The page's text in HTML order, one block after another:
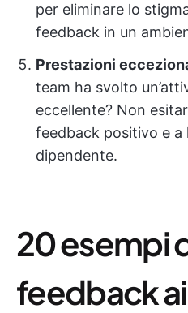
per eliminare lo
feedback in un
Prestazioni
team ha svolto
eccellente? Non
feedback positivo e a
dipendente.
20 esempi
feedback ai